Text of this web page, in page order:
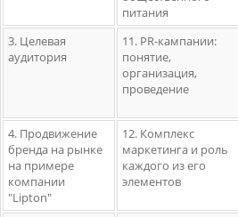
питания
3. Целевая
аудитория
11. PR-кампании:
понятие,
организация,
проведение
4. Продвижение
бренда на рынке
на примере
компании
"Lipton"
12. Комплекс
маркетинга и роль
каждого из его
элементов